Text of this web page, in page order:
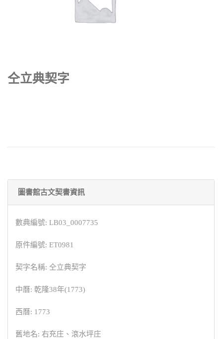
仝立典契字
圖書館古文契書資訊
數典編號: LB03_0007735
原件編號: ET0981
契字名稱: 仝立典契字
中曆: 乾隆38年(1773)
西曆: 1773
舊地名: 右充庄、滾水坪庄